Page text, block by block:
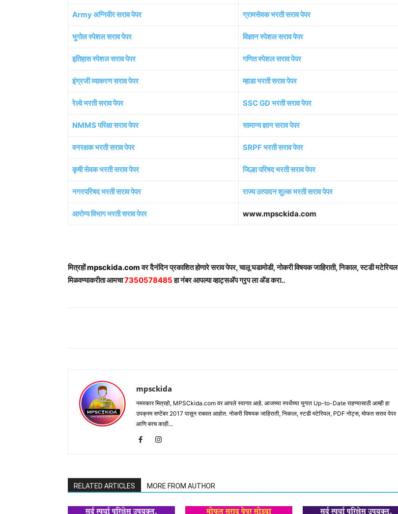
Army अग्निवीर सराव पेपर ग्रामसेवक भरती सराव पेपर
भुगोल स्पेशल सराव पेपर विज्ञान स्पेशल सराव पेपर
इतिहास स्पेशल सराव पेपर गणित स्पेशल सराव पेपर
इंग्रजी व्याकरण सराव पेपर म्हाडा भरती सराव पेपर
रेल्वे भरती सराव पेपर SSC GD भरती सराव पेपर
NMMS परिक्षा सराव पेपर सामान्य ज्ञान सराव पेपर
वनरक्षक भरती सराव पेपर SRPF भरती सराव पेपर
कृषी सेवक भरती सराव पेपर जिल्हा परिषद भरती सराव पेपर
नगरपरिषद भरती सराव पेपर राज्य उत्पादन शुल्क भरती सराव पेपर
आरोग्य विभाग भरती सराव पेपर www.mpsckida.com
मित्रहोंmpsckida.comवर दैनंदिन प्रकाशित होणारे सराव पेपर, चालू घडामोडी, नोकरी विषयक जाहिराती, निकाल, स्टडी मटेरियल
मिळवण्याकरीता आमचा7350578485हा नंबर आपल्या व्हाट्सअ‍ॅप ग्रृप ला अ‍ॅड करा..
mpsckida
नमस्कार मित्रहो, MPSCkida.com वर आपले स्वागत आहे. आजच्या स्पर्धेच्या युगात Up-to-Date राहण्यासाठी आम्ही हा
उपक्रम सप्टेंबर 2017 पासून राबवत आहोत. नोकरी विषयक जाहिराती, निकाल, स्टडी मटेरियल, PDF नोट्स, मोफत सराव पेपर
आणि बरच काही...
RELATED ARTICLES MORE FROM AUTHOR